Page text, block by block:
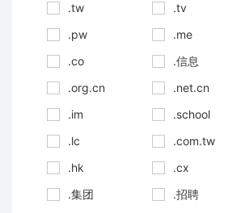
.tw
.tv
.pw
.me
.co
.信息
.org.cn
.net.cn
.im
.school
.lc
.com.tw
.hk
.cx
.集团
.招聘